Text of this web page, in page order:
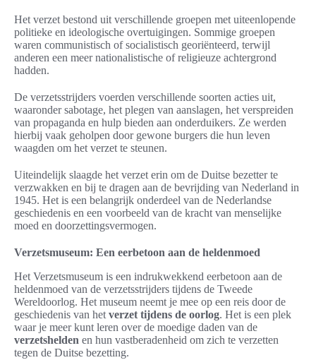
Het verzet bestond uit verschillende groepen met uiteenlopende
politieke en ideologische overtuigingen. Sommige groepen
waren communistisch of socialistisch georiënteerd, terwijl
anderen een meer nationalistische of religieuze achtergrond
hadden.
De verzetsstrijders voerden verschillende soorten acties uit,
waaronder sabotage, het plegen van aanslagen, het verspreiden
van propaganda en hulp bieden aan onderduikers. Ze werden
hierbij vaak geholpen door gewone burgers die hun leven
waagden om het verzet te steunen.
Uiteindelijk slaagde het verzet erin om de Duitse bezetter te
verzwakken en bij te dragen aan de bevrijding van Nederland in
1945. Het is een belangrijk onderdeel van de Nederlandse
geschiedenis en een voorbeeld van de kracht van menselijke
moed en doorzettingsvermogen.
Verzetsmuseum: Een eerbetoon aan de heldenmoed
Het Verzetsmuseum is een indrukwekkend eerbetoon aan de
heldenmoed van de verzetsstrijders tijdens de Tweede
Wereldoorlog. Het museum neemt je mee op een reis door de
geschiedenis van het verzet tijdens de oorlog. Het is een plek
waar je meer kunt leren over de moedige daden van de
verzetshelden en hun vastberadenheid om zich te verzetten
tegen de Duitse bezetting.